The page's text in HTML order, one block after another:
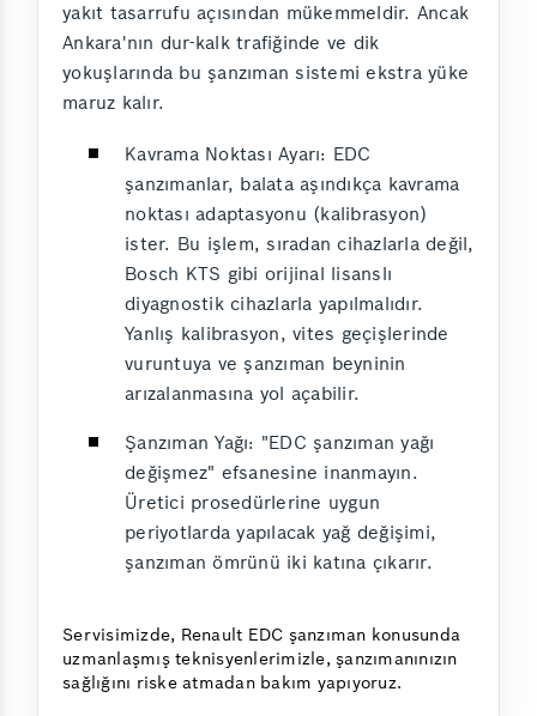
yakıt tasarrufu açısından mükemmeldir. Ancak
Ankara'nın dur-kalk trafiğinde ve dik
yokuşlarında bu şanzıman sistemi ekstra yüke
maruz kalır.
Kavrama Noktası Ayarı: EDC
şanzımanlar, balata aşındıkça kavrama
noktası adaptasyonu (kalibrasyon)
ister. Bu işlem, sıradan cihazlarla değil,
Bosch KTS gibi orijinal lisanslı
diyagnostik cihazlarla yapılmalıdır.
Yanlış kalibrasyon, vites geçişlerinde
vuruntuya ve şanzıman beyninin
arızalanmasına yol açabilir.
Şanzıman Yağı: "EDC şanzıman yağı
değişmez" efsanesine inanmayın.
Üretici prosedürlerine uygun
periyotlarda yapılacak yağ değişimi,
şanzıman ömrünü iki katına çıkarır.
Servisimizde, Renault EDC şanzıman konusunda
uzmanlaşmış teknisyenlerimizle, şanzımanınızın
sağlığını riske atmadan bakım yapıyoruz.